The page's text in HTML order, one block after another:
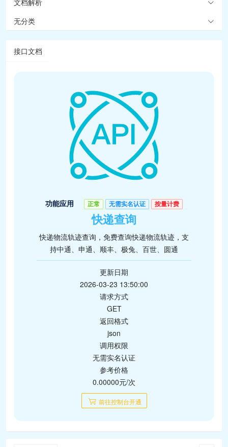
文档解析
无分类
接口文档
功能应用 正常 无需实名认证 按量计费
快递查询
快递物流轨迹查询，免费查询快递物流轨迹，支
持中通、申通、顺丰、极兔、百世、圆通
更新日期
2026-03-23 13:50:00
请求方式
GET
返回格式
json
调用权限
无需实名认证
参考价格
0.00000元/次
前往控制台开通